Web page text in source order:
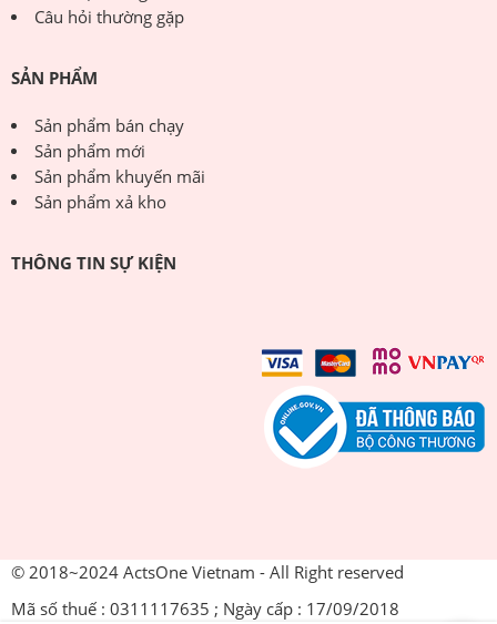
Câu hỏi thường gặp
SẢN PHẨM
Sản phẩm bán chạy
Sản phẩm mới
Sản phẩm khuyến mãi
Sản phẩm xả kho
THÔNG TIN SỰ KIỆN
© 2018~2024 ActsOne Vietnam - All Right reserved
Mã số thuế : 0311117635 ; Ngày cấp : 17/09/2018